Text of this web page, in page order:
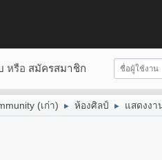
หรือ สมัครสมาชิก
(เก่า) ► ห้องศิลป์ ► แสดงงา